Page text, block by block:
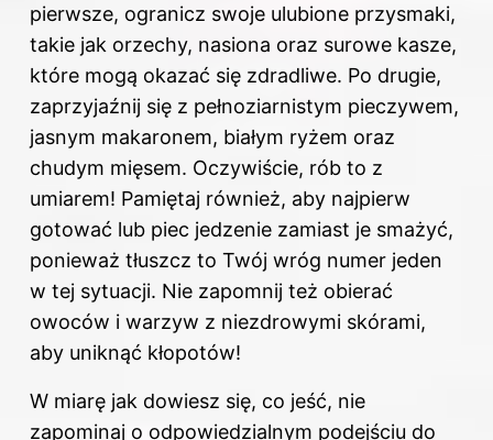
pierwsze, ogranicz swoje ulubione przysmaki,
takie jak orzechy, nasiona oraz surowe kasze,
które mogą okazać się zdradliwe. Po drugie,
zaprzyjaźnij się z pełnoziarnistym pieczywem,
jasnym makaronem, białym ryżem oraz
chudym mięsem. Oczywiście, rób to z
umiarem! Pamiętaj również, aby najpierw
gotować lub piec jedzenie zamiast je smażyć,
ponieważ tłuszcz to Twój wróg numer jeden
w tej sytuacji. Nie zapomnij też obierać
owoców i warzyw z niezdrowymi skórami,
aby uniknąć kłopotów!
W miarę jak dowiesz się, co jeść, nie
zapominaj o odpowiedzialnym podejściu do